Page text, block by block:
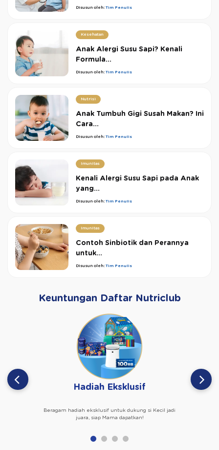
Disusun oleh: Tim Penulis
Kesehatan
Anak Alergi Susu Sapi? Kenali
Formula...
Disusun oleh: Tim Penulis
Nutrisi
Anak Tumbuh Gigi Susah Makan? Ini
Cara...
Disusun oleh: Tim Penulis
Imunitas
Kenali Alergi Susu Sapi pada Anak
yang...
Disusun oleh: Tim Penulis
Imunitas
Contoh Sinbiotik dan Perannya
untuk...
Disusun oleh: Tim Penulis
Keuntungan Daftar Nutriclub
Hadiah Eksklusif
Beragam hadiah eksklusif untuk dukung si Kecil jadi
juara, siap Mama dapatkan!